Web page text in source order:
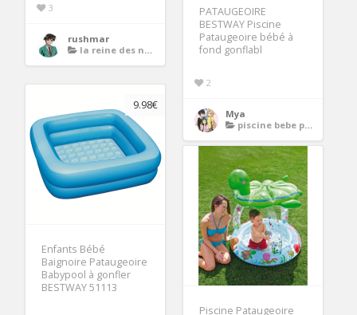
3
rushmar
la reine des neiges
PATAUGEOIRE
BESTWAY Piscine
Pataugeoire bébé à
fond gonflabl
2
Mya
piscine bebe pataugeoire
9.98€
Enfants Bébé
Baignoire Pataugeoire
Babypool à gonfler
BESTWAY 51113
Piscine Pataugeoire